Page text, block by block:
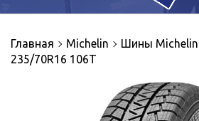
Главная Michelin
Шины
235/70R16 106T